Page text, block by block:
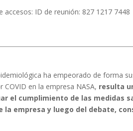
ID de reunión: 827 1217
ha empeorado de forma
en la empresa NASA, resulta
el cumplimiento de las medidas
empresa y luego del debate,